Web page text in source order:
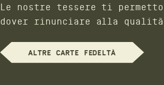
Le nostre tessere ti
dover rinunciare alla qualità.
ALTRE CARTE FEDELTÀ